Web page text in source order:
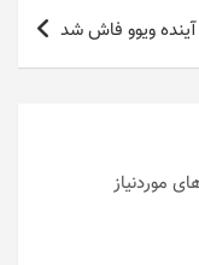
ویوو فاش شد
موردنیاز